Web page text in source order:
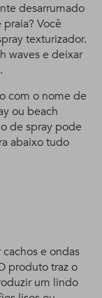
desarrumado
Você
texturizador.
waves e deixar
com o nome de
ou beach
de spray pode
abaixo tudo
e ondas
produto traz o
um lindo